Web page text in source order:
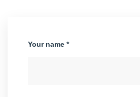
Your name *